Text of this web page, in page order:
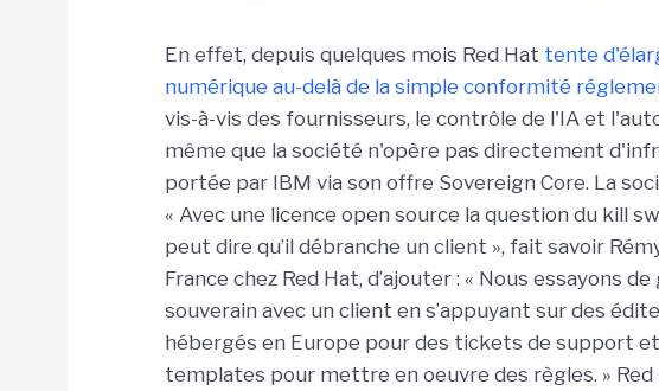
En effet, depuis quelques mois Red Hat tente
numérique au-delà de la simple conformité
vis-à-vis des fournisseurs, le contrôle de l'IA et
même que la société n'opère pas directement
portée par IBM via son offre Sovereign Core. La
« Avec une licence open source la question du kill
peut dire qu’il débranche un client », fait savoir
France chez Red Hat, d’ajouter : « Nous essayons
souverain avec un client en s’appuyant sur des
hébergés en Europe pour des tickets de support
templates pour mettre en oeuvre des règles. »